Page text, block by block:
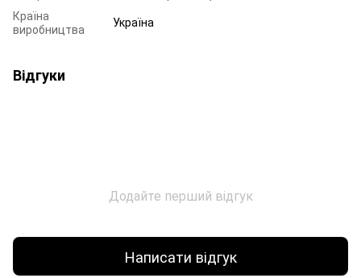
Країна
виробництва
Україна
Відгуки
Додайте перший відгук
Написати відгук